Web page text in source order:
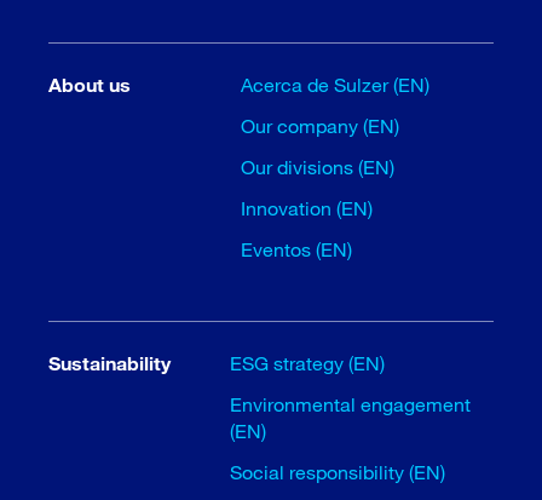
About us
Acerca de Sulzer (EN)
Our company (EN)
Our divisions (EN)
Innovation (EN)
Eventos (EN)
Sustainability
ESG strategy (EN)
Environmental engagement
(EN)
Social responsibility (EN)